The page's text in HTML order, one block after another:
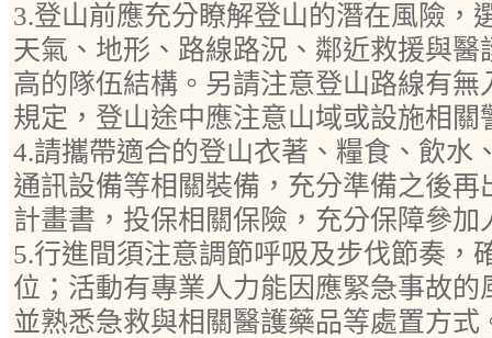
3.登山前應充分瞭解登山的潛在風險，
天氣、地形、路線路況、鄰近救援與
高的隊伍結構。另請注意登山路線有
規定，登山途中應注意山域或設施相關
4.請攜帶適合的登山衣著、糧食、飲水
通訊設備等相關裝備，充分準備之後
計畫書，投保相關保險，充分保障參加
5.行進間須注意調節呼吸及步伐節奏，
位；活動有專業人力能因應緊急事故
並熟悉急救與相關醫護藥品等處置方式